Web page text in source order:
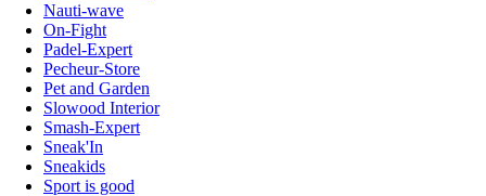
Nauti-wave
On-Fight
Padel-Expert
Pecheur-Store
Pet and Garden
Slowood Interior
Smash-Expert
Sneak'In
Sneakids
Sport is good